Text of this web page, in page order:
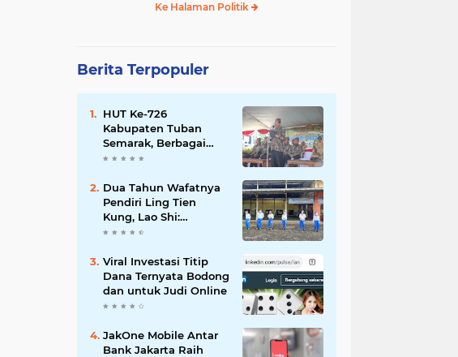
Ke Halaman Politik
Berita Terpopuler
HUT Ke-726
Kabupaten Tuban
Semarak, Berbagai
Prestasinya Pun
Dua Tahun Wafatnya
Pendiri Ling Tien
Kung, Lao Shi:
Amanah Harus Kita
Viral Investasi Titip
Dana Ternyata Bodong
dan untuk Judi Online
JakOne Mobile Antar
Bank Jakarta Raih